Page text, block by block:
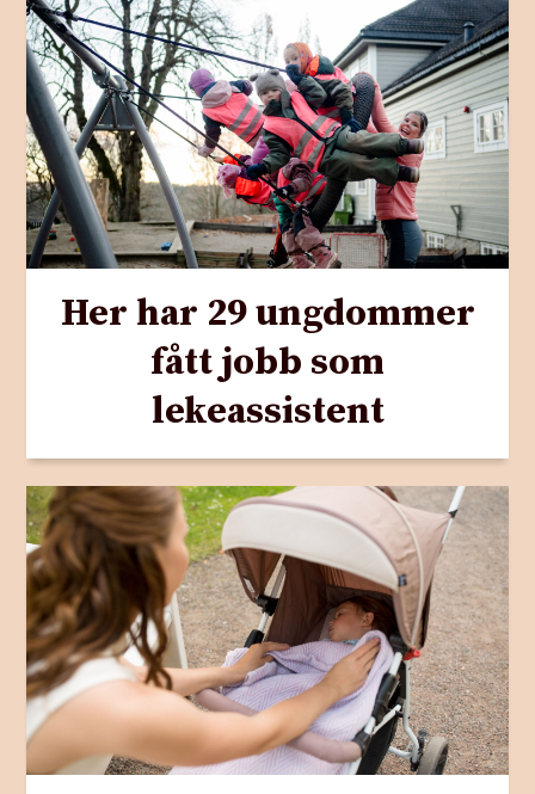
Her har 29 ungdommer
fått jobb som
lekeassistent